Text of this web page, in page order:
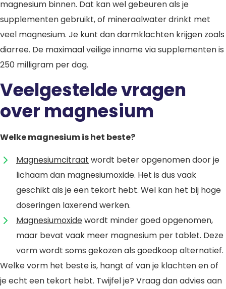
magnesium binnen. Dat kan wel gebeuren als je
supplementen gebruikt, of mineraalwater drinkt met
veel magnesium. Je kunt dan darmklachten krijgen zoals
diarree. De maximaal veilige inname via supplementen is
250 milligram per dag.
Veelgestelde vragen
over magnesium
Welke magnesium is het beste?
Magnesiumcitraat wordt beter opgenomen door je
lichaam dan magnesiumoxide. Het is dus vaak
geschikt als je een tekort hebt. Wel kan het bij hoge
doseringen laxerend werken.
Magnesiumoxidewordt minder goed opgenomen,
maar bevat vaak meer magnesium per tablet. Deze
vorm wordt soms gekozen als goedkoop alternatief.
Welke vorm het beste is, hangt af van je klachten en of
je echt een tekort hebt. Twijfel je? Vraag dan advies aan